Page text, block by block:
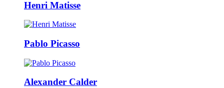
Henri Matisse
Pablo Picasso
Alexander Calder